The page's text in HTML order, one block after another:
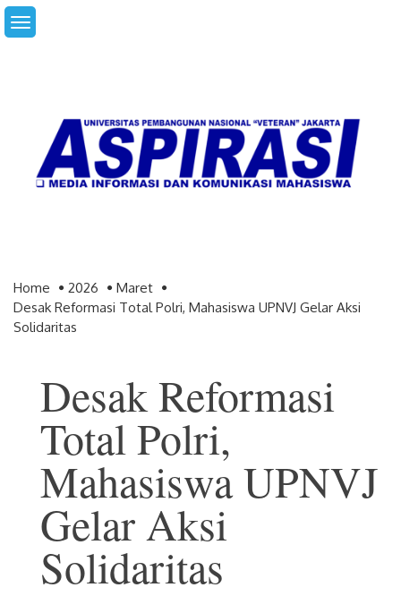
Skip
to
Home 2026
Maret
Desak Reformasi Total Polri, Mahasiswa UPNVJ Gelar Aksi
Solidaritas
Desak Reformasi
Total Polri,
Mahasiswa UPNVJ
Gelar Aksi
Solidaritas